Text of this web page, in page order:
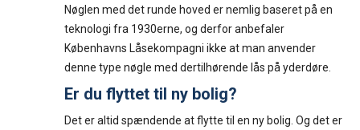
Nøglen med det runde hoved er nemlig baseret på en
teknologi fra 1930erne, og derfor anbefaler
Københavns Låsekompagni ikke at man anvender
denne type nøgle med dertilhørende lås på yderdøre.
Er du flyttet til ny bolig?
Det er altid spændende at flytte til en ny bolig. Og det er